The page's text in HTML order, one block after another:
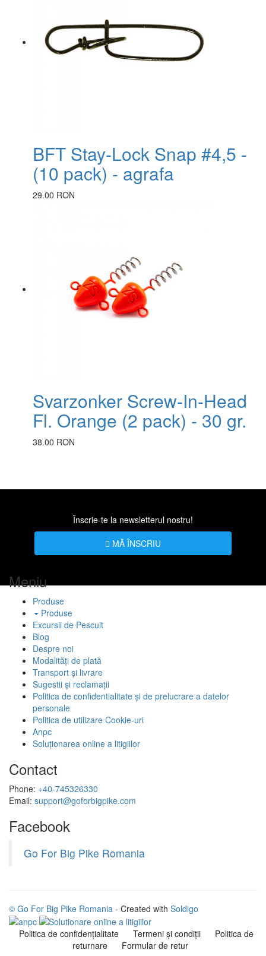
BFT Stay-Lock Snap #4,5 -
(10 pack) - agrafa
29.00 RON
Svarzonker Screw-In-Head
Fl. Orange (2 pack) - 30 gr.
38.00 RON
Înscrie-te la newsletterul nostru!
MĂ ÎNSCRIU
Meniu
Produse
Produse
Excursii de Pescuit
Blog
Despre noi
Modalități de plată
Transport și livrare
Sugestii și reclamații
Politica de confidentialitate și de prelucrare a datelor
personale
Politica de utilizare Cookie-uri
Anpc
Soluționarea online a litigiilor
Contact
Phone: +40-745326330
Email: support@goforbigpike.com
Facebook
Go For Big Pike Romania
© Go For Big Pike Romania - Created with Soldigo
Politica de confidenţialitate Termeni şi condiţii
Politica de
returnare
Formular de retur